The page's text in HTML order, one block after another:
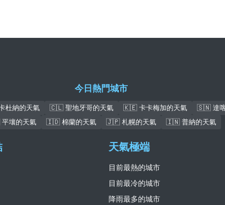
今日熱門城市
納的天氣 🇨🇱 聖地牙哥的天氣 🇰🇪 卡卡梅加的天氣 🇸🇳 達喀
壤的天氣
🇮🇩 棉蘭的天氣 🇯🇵 札幌的天氣 🇮🇳 普納的天氣
天氣極端
目前最熱的城市
目前最冷的城市
降雨最多的城市